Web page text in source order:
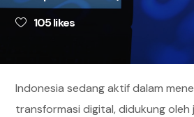
105likes
Indonesia sedang aktif dalam
transformasi digital, didukung oleh